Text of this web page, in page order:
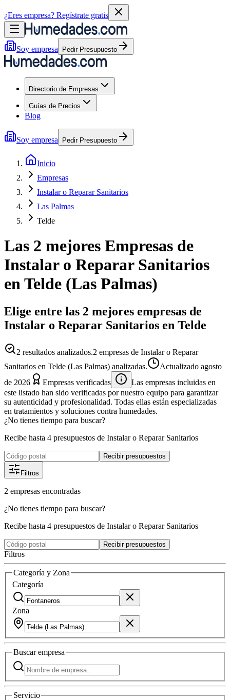
¿Eres empresa? Regístrate gratis
Soy empresa Pedir Presupuesto
Directorio de Empresas
Guías de Precios
Blog
Soy empresa Pedir Presupuesto
Inicio
Empresas
Instalar o Reparar Sanitarios
Las Palmas
Telde
Las 2 mejores Empresas de
Instalar o Reparar Sanitarios
enTelde (Las Palmas)
Elige entre las 2 mejores empresas de
Instalar o Reparar Sanitarios en Telde
2 resultados analizados.2 empresas de Instalar o Reparar
Sanitarios en Telde (Las Palmas) analizadas.
Actualizado agosto
de 2026
Empresas verificadas
Las empresas incluidas en
este listado han sido verificadas por nuestro equipo para garantizar
su autenticidad y profesionalidad. Todas ellas están especializadas
en tratamientos y soluciones contra humedades.
¿No tienes tiempo para buscar?
Recibe hasta 4 presupuestos de Instalar o Reparar Sanitarios
Recibir presupuestos
Filtros
2 empresas encontradas
¿No tienes tiempo para buscar?
Recibe hasta 4 presupuestos de Instalar o Reparar Sanitarios
Recibir presupuestos
Filtros
Categoría y Zona
Categoría
Zona
Buscarempresa
Servicio